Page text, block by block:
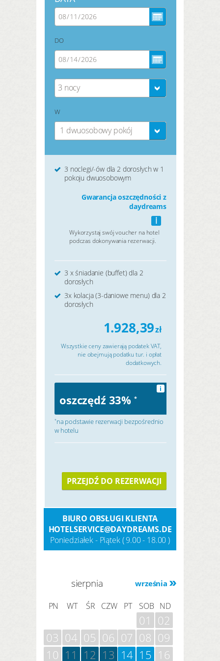
DO
3 nocy
W
1 dwuosobowy pokój
3 noclegi/-ów dla 2 dorosłych w 1
pokoju dwuosobowym
Gwarancja oszczędności z
daydreams
i
Wykorzystaj swój voucher na hotel
podczas dokonywania rezerwacji.
3 x śniadanie (buffet) dla 2
dorosłych
3x kolacja (3-daniowe menu) dla 2
dorosłych
1.928,39zł
Wszystkie ceny zawierają podatek VAT,
nie obejmują podatku tur. i opłat
dodatkowych.
oszczędź 33% *
i
*na podstawie rezerwacji bezpośrednio
w hotelu
PRZEJDŹ DO REZERWACJI
BIURO OBSŁUGI KLIENTA
HOTELSERVICE@DAYDREAMS.DE
Poniedziałek - Piątek ( 9.00 - 18.00 )
września
sierpnia
PN WT ŚR CZW PT SOB ND
01
02
03 04 05 06 07 08 09
10 11 12 13 14 15 16